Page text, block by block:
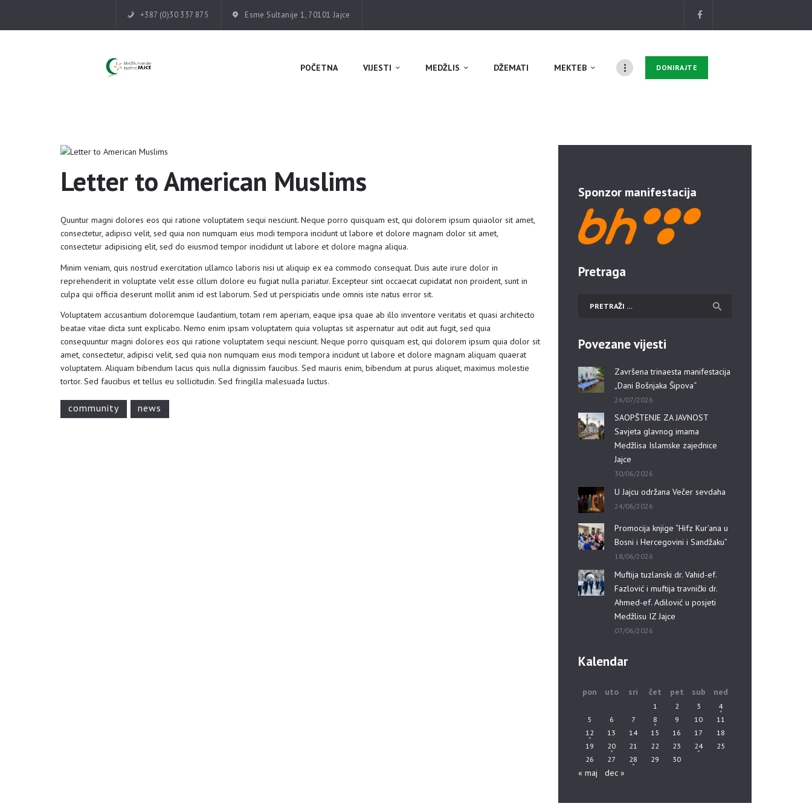
+387 (0)30 337 875 Esme Sultanije 1, 70101 Jajce
POČETNA VIJESTI MEDŽLIS DŽEMATI MEKTEB DONIRAJTE
POČETNA
MEDŽLIS
USLUGE
MULTIMEDIJA
KONTAKT
DONACIJE
Letter to American Muslims
Quuntur magni dolores eos qui ratione voluptatem sequi nesciunt. Neque porro quisquam est, qui dolorem ipsum quiaolor sit amet,
consectetur, adipisci velit, sed quia non numquam eius modi tempora incidunt ut labore et dolore magnam dolor sit amet,
consectetur adipisicing elit, sed do eiusmod tempor incididunt ut labore et dolore magna aliqua.
Minim veniam, quis nostrud exercitation ullamco laboris nisi ut aliquip ex ea commodo consequat. Duis aute irure dolor in
reprehenderit in voluptate velit esse cillum dolore eu fugiat nulla pariatur. Excepteur sint occaecat cupidatat non proident, sunt in
culpa qui officia deserunt mollit anim id est laborum. Sed ut perspiciatis unde omnis iste natus error sit.
Voluptatem accusantium doloremque laudantium, totam rem aperiam, eaque ipsa quae ab illo inventore veritatis et quasi architecto
beatae vitae dicta sunt explicabo. Nemo enim ipsam voluptatem quia voluptas sit aspernatur aut odit aut fugit, sed quia
consequuntur magni dolores eos qui ratione voluptatem sequi nesciunt. Neque porro quisquam est, qui dolorem ipsum quia dolor sit
amet, consectetur, adipisci velit, sed quia non numquam eius modi tempora incidunt ut labore et dolore magnam aliquam quaerat
voluptatem. Aliquam bibendum lacus quis nulla dignissim faucibus. Sed mauris enim, bibendum at purus aliquet, maximus molestie
tortor. Sed faucibus et tellus eu sollicitudin. Sed fringilla malesuada luctus.
community news
Sponzor manifestacija
Pretraga
Povezane vijesti
Završena trinaesta manifestacija
„Dani Bošnjaka Šipova“
26/07/2026
SAOPŠTENJE ZA JAVNOST
Savjeta glavnog imama
Medžlisa Islamske zajednice
Jajce
30/06/2026
U Jajcu održana Večer sevdaha
24/06/2026
Promocija knjige “Hifz Kur’ana u
Bosni i Hercegovini i Sandžaku”
18/06/2026
Muftija tuzlanski dr. Vahid-ef.
Fazlović i muftija travnički dr.
Ahmed-ef. Adilović u posjeti
Medžlisu IZ Jajce
07/06/2026
Kalendar
pon uto sri čet pet sub ned
1 2 3
4
5
6 7 8 9 10
11
12
13 14 15 16 17
18
19
20 21 22 23 24
25
26
27 28 29 30
« maj dec »